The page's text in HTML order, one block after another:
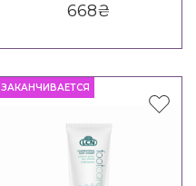
668₴
ЗАКАНЧИВАЕТСЯ